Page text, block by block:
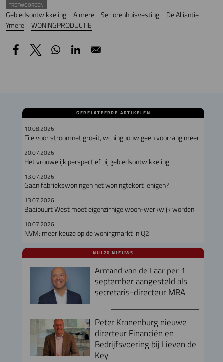
TREFWOORDEN
Gebiedsontwikkeling Almere Seniorenhuisvesting
De Alliantie
Ymere
WONINGPRODUCTIE
GERELATEERDE ARTIKELEN
10.08.2026
File voor stroomnet groeit, woningbouw geen voorrang meer
20.07.2026
Het vrouwelijk perspectief bij gebiedsontwikkeling
13.07.2026
Gaan fabriekswoningen het woningtekort lenigen?
13.07.2026
Baaibuurt West moet eigenzinnige woon-werkwijk worden
10.07.2026
NVM: meer keuze op de woningmarkt in Q2
NUL20 NIEUWS
Armand van de Laar per 1
september aangesteld als
secretaris-directeur MRA
Peter Kranenburg nieuwe
directeur Financiën en
Bedrijfsvoering bij Lieven de
Key